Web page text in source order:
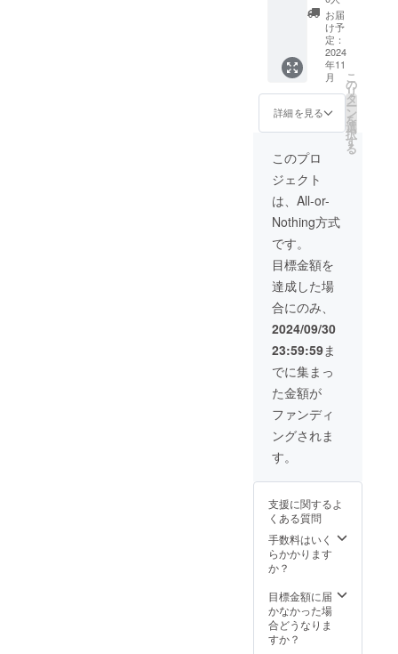
ので
す。
点 ・カ
ラー：
ブラッ
販売価
40,890
円→割
引価格
29,031
円) ※税
込・送
料込み
※ 割引
率は製
品本体
格に対
するも
ので
す。
お届
け予
定：
2024
年11
月
詳細を見る
こ
の
リ
タ
ー
ン
を
選
択
す
る
このプロ
ジェクト
は、All-or-
Nothing方式
です。
目標金額を
達成した場
合にのみ、
2024/09/30
23:59:59ま
でに集まっ
た金額が
ファンディ
ングされま
す。
支援に関するよ
くある質問
手数料はいく
らかかります
か？
目標金額に届
かなかった場
合どうなりま
すか？